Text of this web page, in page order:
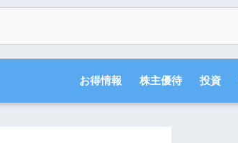
お得情報 株主優待 投資